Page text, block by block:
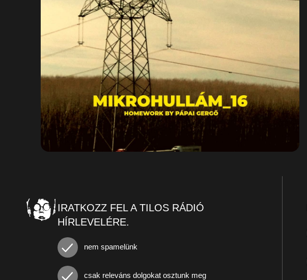
IRATKOZZ FEL A TILOS RÁDIÓ
HÍRLEVELÉRE.
nem spamelünk
csak releváns dolgokat osztunk meg